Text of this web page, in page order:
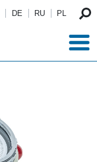
DE RU PL